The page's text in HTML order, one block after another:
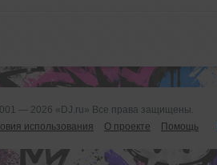
— 2026 «DJ.ru» Все права защищены.
использования
О проекте Помощь